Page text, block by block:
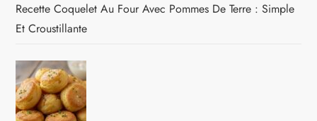
Recette Coquelet Au Four Avec Pommes De Terre : Simple
Et Croustillante